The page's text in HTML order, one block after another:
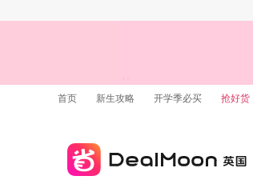
首页 新生攻略 开学季必买 抢好货